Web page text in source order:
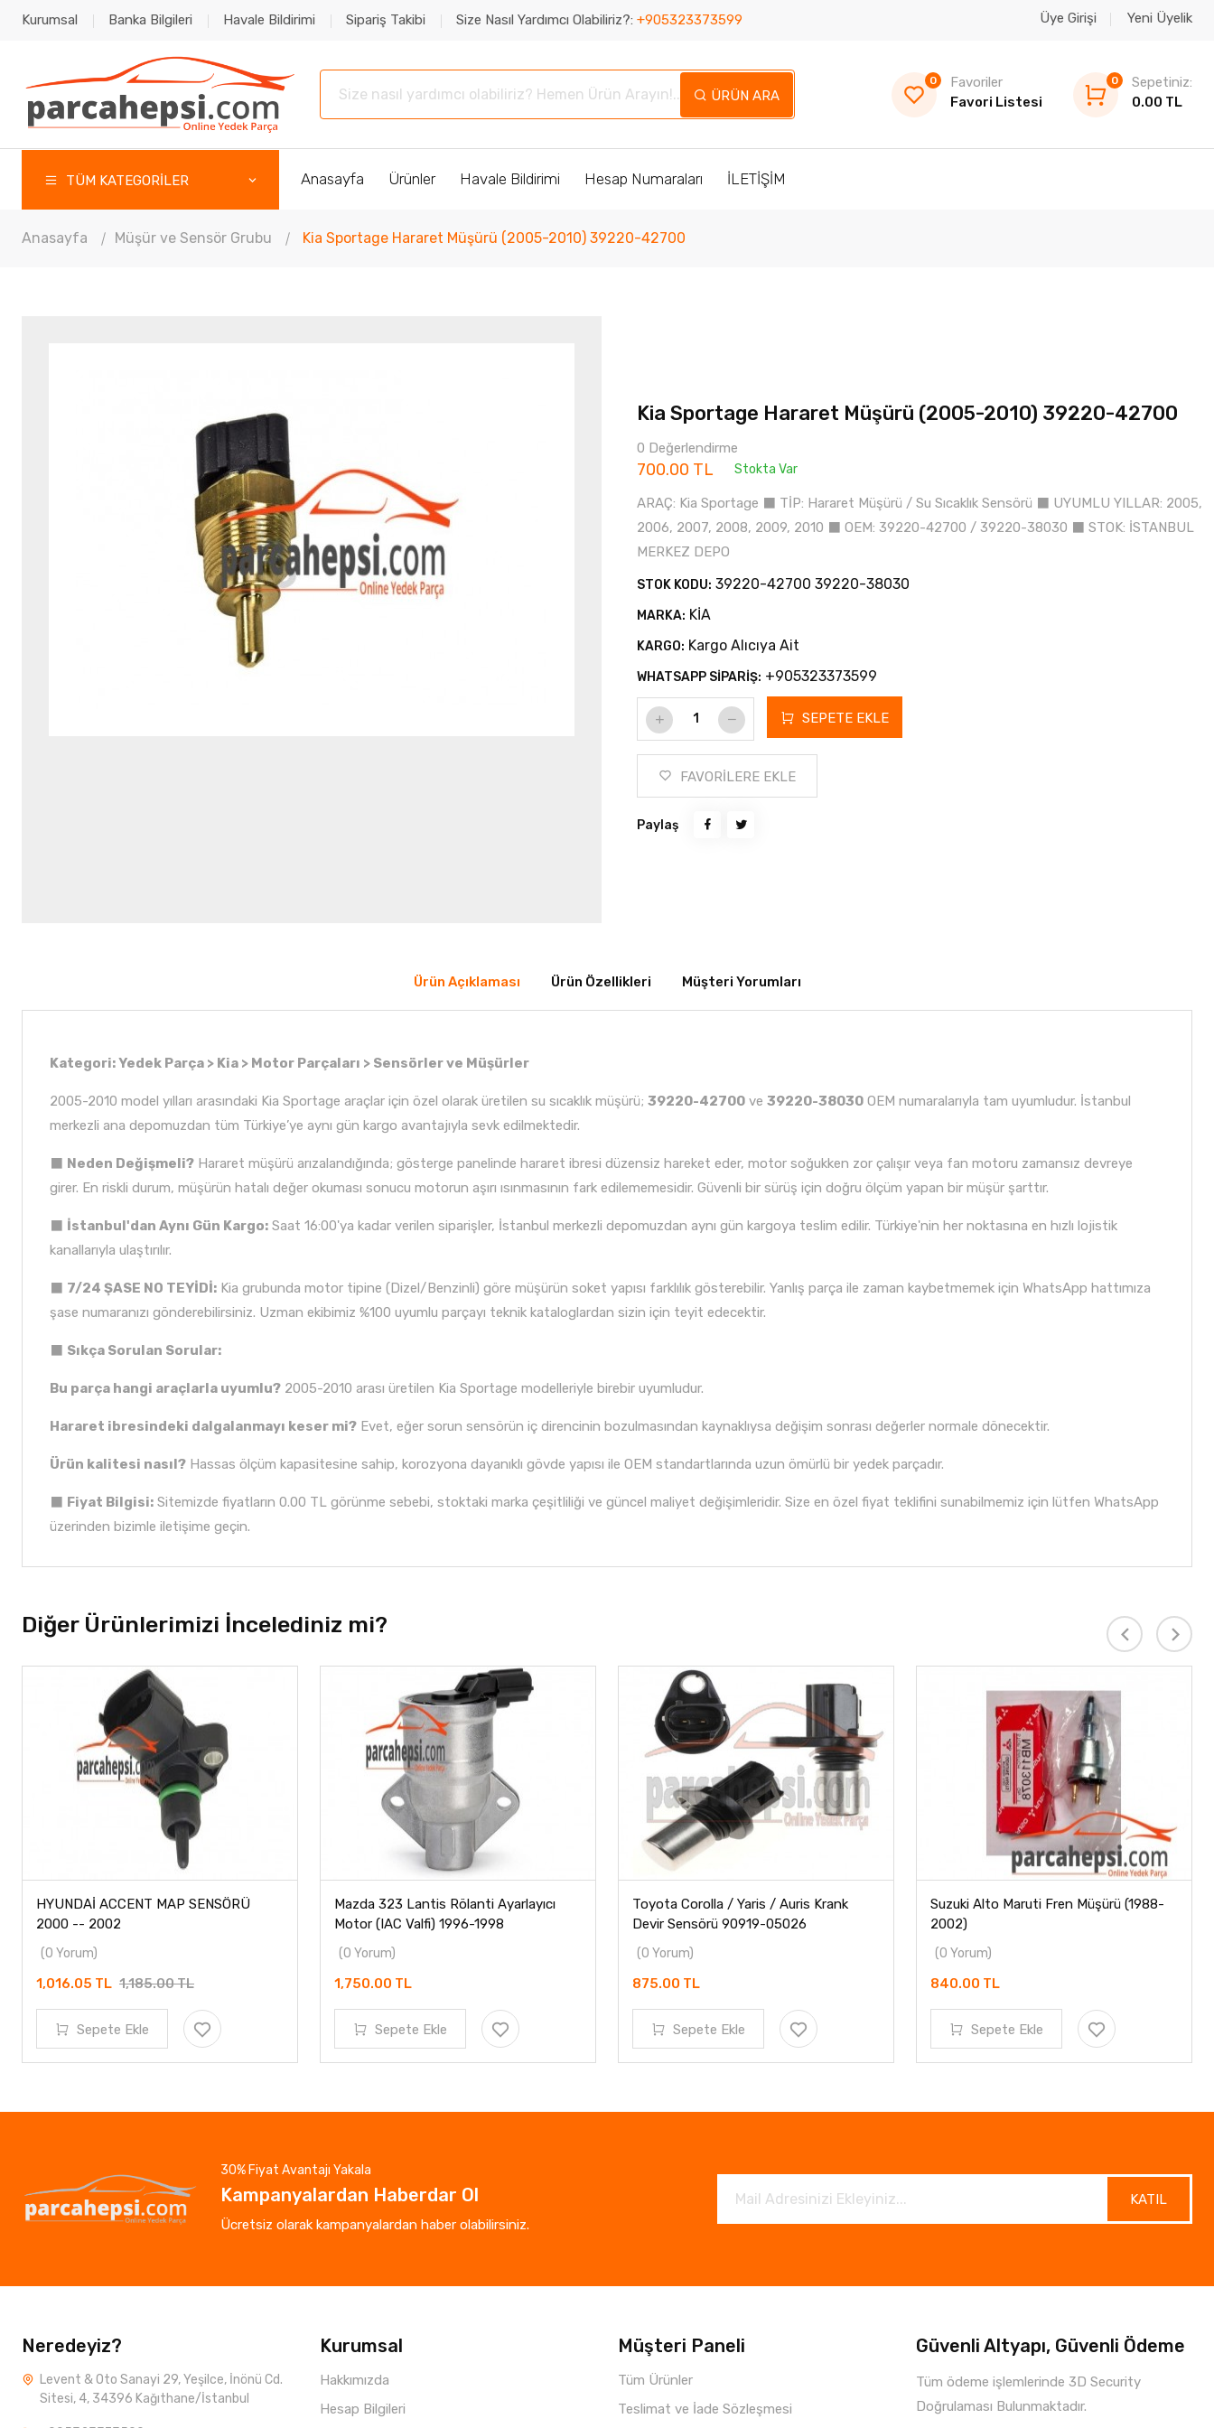
Kurumsal Banka Bilgileri Havale Bildirimi Sipariş Takibi Size Nasıl Yardımcı Olabiliriz?: +905323373599 Üye Girişi Yeni Üyelik
ÜRÜN ARA
0
Favoriler
Favori Listesi
0
Sepetiniz:
0.00 TL
TÜM KATEGORİLER Anasayfa Ürünler Havale Bildirimi Hesap Numaraları İLETİŞİM
Anasayfa Müşür ve Sensör Grubu Kia Sportage Hararet Müşürü (2005-2010) 39220-42700
Kia Sportage Hararet Müşürü (2005-2010) 39220-42700
0 Değerlendirme
700.00 TL Stokta Var
ARAÇ: Kia Sportage ⬛ TİP: Hararet Müşürü / Su Sıcaklık Sensörü ⬛ UYUMLU YILLAR: 2005,
2006, 2007, 2008, 2009, 2010 ⬛ OEM: 39220-42700 / 39220-38030 ⬛ STOK: İSTANBUL
MERKEZ DEPO
STOK KODU: 39220-42700 39220-38030
MARKA: KİA
KARGO: Kargo Alıcıya Ait
WHATSAPP SİPARİŞ: +905323373599
SEPETE EKLE
FAVORİLERE EKLE
Paylaş
Ürün Açıklaması Ürün Özellikleri Müşteri Yorumları
Kategori: Yedek Parça > Kia > Motor Parçaları > Sensörler ve Müşürler
2005-2010 model yılları arasındaki Kia Sportage araçlar için özel olarak üretilen su sıcaklık müşürü; 39220-42700 ve 39220-38030 OEM numaralarıyla tam uyumludur. İstanbul
merkezli ana depomuzdan tüm Türkiye’ye aynı gün kargo avantajıyla sevk edilmektedir.
Neden Değişmeli? Hararet müşürü arızalandığında; gösterge panelinde hararet ibresi düzensiz hareket eder, motor soğukken zor çalışır veya fan motoru zamansız devreye
girer. En riskli durum, müşürün hatalı değer okuması sonucu motorun aşırı ısınmasının fark edilememesidir. Güvenli bir sürüş için doğru ölçüm yapan bir müşür şarttır.
İstanbul'dan Aynı Gün Kargo: Saat 16:00'ya kadar verilen siparişler, İstanbul merkezli depomuzdan aynı gün kargoya teslim edilir. Türkiye'nin her noktasına en hızlı lojistik
kanallarıyla ulaştırılır.
7/24 ŞASE NO TEYİDİ: Kia grubunda motor tipine (Dizel/Benzinli) göre müşürün soket yapısı farklılık gösterebilir. Yanlış parça ile zaman kaybetmemek için WhatsApp hattımıza
şase numaranızı gönderebilirsiniz. Uzman ekibimiz %100 uyumlu parçayı teknik kataloglardan sizin için teyit edecektir.
Sıkça Sorulan Sorular:
Bu parça hangi araçlarla uyumlu? 2005-2010 arası üretilen Kia Sportage modelleriyle birebir uyumludur.
Hararet ibresindeki dalgalanmayı keser mi? Evet, eğer sorun sensörün iç direncinin bozulmasından kaynaklıysa değişim sonrası değerler normale dönecektir.
Ürün kalitesi nasıl? Hassas ölçüm kapasitesine sahip, korozyona dayanıklı gövde yapısı ile OEM standartlarında uzun ömürlü bir yedek parçadır.
Fiyat Bilgisi: Sitemizde fiyatların 0.00 TL görünme sebebi, stoktaki marka çeşitliliği ve güncel maliyet değişimleridir. Size en özel fiyat teklifini sunabilmemiz için lütfen WhatsApp
üzerinden bizimle iletişime geçin.
Diğer Ürünlerimizi İncelediniz mi?
HYUNDAİ ACCENT MAP SENSÖRÜ
2000 -- 2002
(0 Yorum)
1,016.05 TL 1,185.00 TL
Sepete Ekle
Mazda 323 Lantis Rölanti Ayarlayıcı
Motor (IAC Valfi) 1996-1998
(0 Yorum)
1,750.00 TL
Sepete Ekle
Toyota Corolla / Yaris / Auris Krank
Devir Sensörü 90919-05026
(0 Yorum)
875.00 TL
Sepete Ekle
Suzuki Alto Maruti Fren Müşürü (1988-
2002)
(0 Yorum)
840.00 TL
Sepete Ekle
30% Fiyat Avantajı Yakala
Kampanyalardan Haberdar Ol
Ücretsiz olarak kampanyalardan haber olabilirsiniz.
KATIL
Neredeyiz?
Levent & Oto Sanayi 29, Yeşilce, İnönü Cd.
Sitesi, 4, 34396 Kağıthane/İstanbul
Kurumsal
Hakkımızda
Hesap Bilgileri
Müşteri Paneli
Tüm Ürünler
Teslimat ve İade Sözleşmesi
Güvenli Altyapı, Güvenli Ödeme
Tüm ödeme işlemlerinde 3D Security
Doğrulaması Bulunmaktadır.